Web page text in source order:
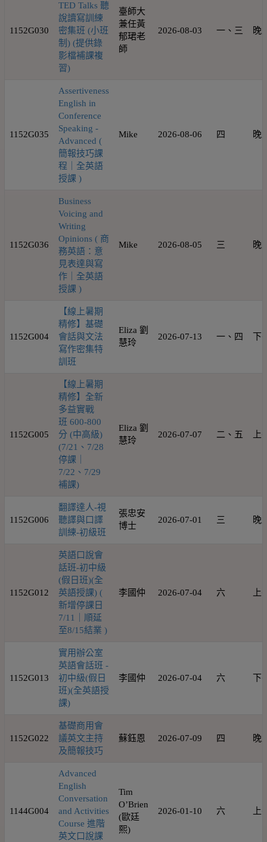
1152G030
TED Talks 聽
說讀寫訓練
密集班 (小班
制) (提供錄
影檔補課複
習)
臺師大
兼任黃
郁珺老
師
2026-08-03 一、三 晚
1152G035
Assertiveness
English in
Conference
Speaking -
Advanced (
簡報技巧課
程｜全英語
授課 )
Mike 2026-08-06 四 晚
1152G036
Business
Voicing and
Writing
Opinions ( 商
務英語：意
見表達與寫
作｜全英語
授課 )
Mike 2026-08-05 三 晚
1152G004
【線上暑期
精修】基礎
會話與文法
寫作密集特
訓班
Eliza 劉
慧玲
2026-07-13 一、四 下
1152G005
【線上暑期
精修】全新
多益實戰
班 600-800
分 (中高級)
(7/21、7/28
停課｜
7/22、7/29
補課)
Eliza 劉
慧玲
2026-07-07 二、五 上
1152G006
翻譯達人-視
聽譯與口譯
訓練-初級班
張忠安
博士
2026-07-01 三 晚
1152G012
英語口說會
話班-初中級
(假日班)(全
英語授課) (
新增停課日
7/11｜順延
至8/15結業 )
李國仲 2026-07-04 六 上
1152G013
實用辦公室
英語會話班 -
初中級(假日
班)(全英語授
課)
李國仲 2026-07-04 六 下
1152G022
基礎商用會
議英文主持
及簡報技巧
蘇鈺恩 2026-07-09 四 晚
1144G004
Advanced
English
Conversation
and Activities
Course 進階
英文口說課
Tim
O’Brien
(歐廷
熙)
2026-01-10 六 上